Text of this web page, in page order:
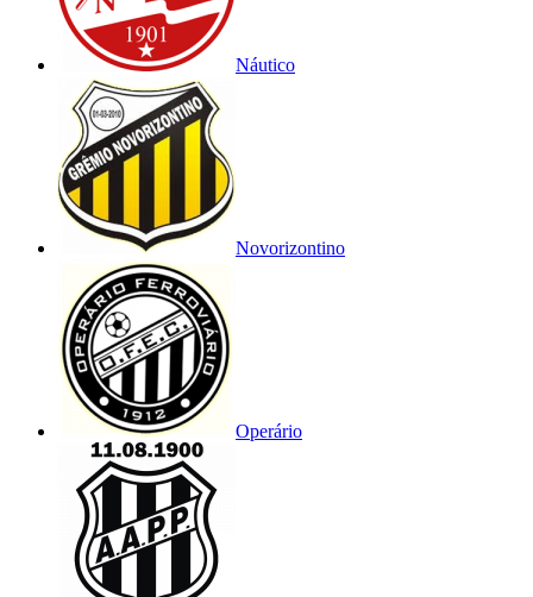
Náutico
Novorizontino
Operário